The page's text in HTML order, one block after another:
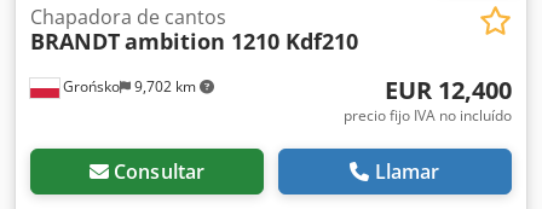
Grońsko 9,702 km
Chapadora de cantos
BRANDTambition 1210 Kdf210
EUR 12,400
precio fijo IVA no incluído
Consultar Llamar